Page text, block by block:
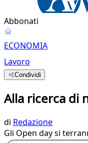
Abbonati
ECONOMIA
Lavoro
Condividi
Alla ricerca di
di Redazione
Gli Open day si